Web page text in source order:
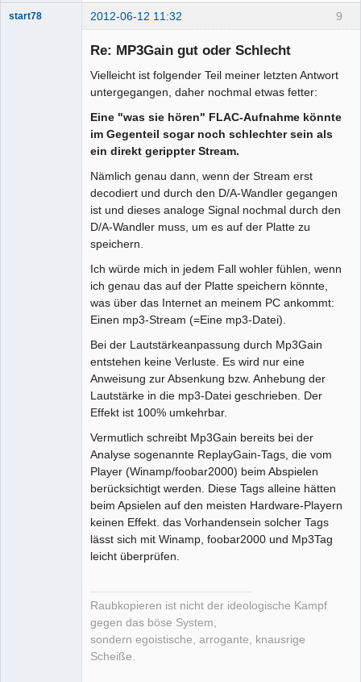
9
start78 2012-06-12 11:32
Re: MP3Gain gut oder Schlecht
Vielleicht ist folgender Teil meiner letzten Antwort
untergegangen, daher nochmal etwas fetter:
Eine "was sie hören" FLAC-Aufnahme könnte
im Gegenteil sogar noch schlechter sein als
ein direkt gerippter Stream.
Nämlich genau dann, wenn der Stream erst
decodiert und durch den D/A-Wandler gegangen
ist und dieses analoge Signal nochmal durch den
D/A-Wandler muss, um es auf der Platte zu
speichern.
Ich würde mich in jedem Fall wohler fühlen, wenn
ich genau das auf der Platte speichern könnte,
was über das Internet an meinem PC ankommt:
Einen mp3-Stream (=Eine mp3-Datei).
Bei der Lautstärkeanpassung durch Mp3Gain
entstehen keine Verluste. Es wird nur eine
Anweisung zur Absenkung bzw. Anhebung der
Lautstärke in die mp3-Datei geschrieben. Der
Effekt ist 100% umkehrbar.
Vermutlich schreibt Mp3Gain bereits bei der
Analyse sogenannte ReplayGain-Tags, die vom
Player (Winamp/foobar2000) beim Abspielen
berücksichtigt werden. Diese Tags alleine hätten
beim Apsielen auf den meisten Hardware-Playern
keinen Effekt. das Vorhandensein solcher Tags
lässt sich mit Winamp, foobar2000 und Mp3Tag
leicht überprüfen.
Raubkopieren ist nicht der ideologische Kampf
gegen das böse System,
sondern egoistische, arrogante, knausrige
Scheiße.